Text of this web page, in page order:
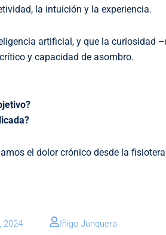
la intuición y la experiencia.
artificial, y que la curiosidad
y capacidad de asombro.
el dolor crónico desde la
2024 Iñigo Junquera